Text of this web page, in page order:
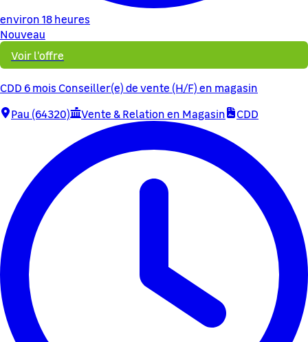
environ 18 heures
Nouveau
Voir l'offre
CDD 6 mois Conseiller(e) de vente (H/F) en magasin
Pau (64320)
Vente & Relation en Magasin CDD